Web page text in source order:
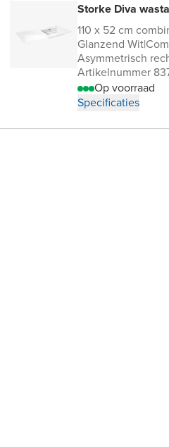
Storke Diva
110 x 52 cm
Glanzend Wit|
Asymmetrisch
Artikelnummer
Op voorraad
Specificaties